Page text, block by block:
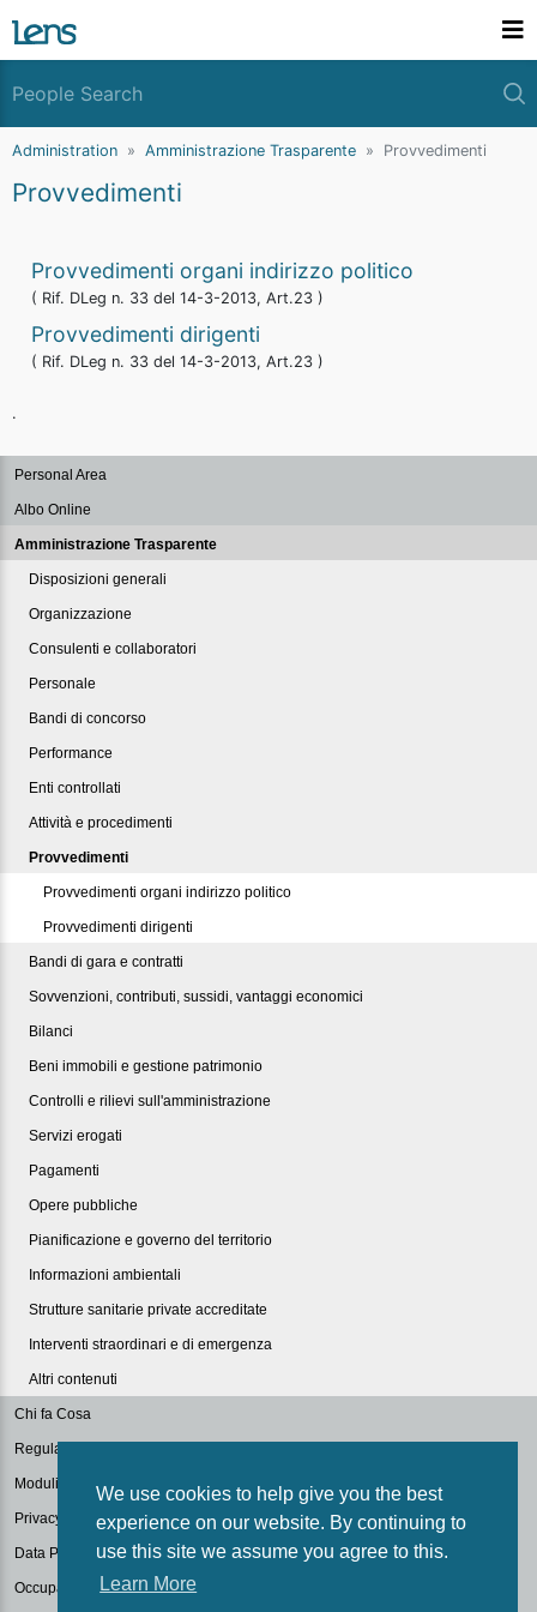
We use cookies to help give you the best
experience on our website. By continuing to
use this site we assume you agree to this.
Learn More
Administration Amministrazione Trasparente Provvedimenti
Provvedimenti
Provvedimenti organi indirizzo politico
( Rif. DLeg n. 33 del 14-3-2013, Art.23 )
Provvedimenti dirigenti
( Rif. DLeg n. 33 del 14-3-2013, Art.23 )
.
Personal Area
Albo Online
Amministrazione Trasparente
Disposizioni generali
Organizzazione
Consulenti e collaboratori
Personale
Bandi di concorso
Performance
Enti controllati
Attività e procedimenti
Provvedimenti
Provvedimenti organi indirizzo politico
Provvedimenti dirigenti
Bandi di gara e contratti
Sovvenzioni, contributi, sussidi, vantaggi economici
Bilanci
Beni immobili e gestione patrimonio
Controlli e rilievi sull'amministrazione
Servizi erogati
Pagamenti
Opere pubbliche
Pianificazione e governo del territorio
Informazioni ambientali
Strutture sanitarie private accreditate
Interventi straordinari e di emergenza
Altri contenuti
Chi fa Cosa
Regulations
Modulistica
Privacy Policy
Data Protection
Occupazione Aule